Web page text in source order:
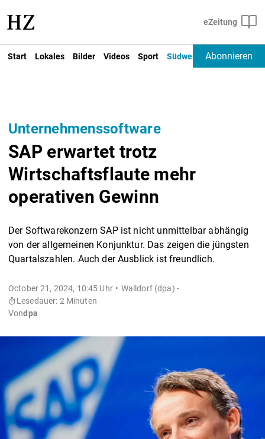
Start Lokales Bilder Videos Sport Südwest Deutschland
Abonnieren
Unternehmenssoftware
SAP erwartet trotz
Wirtschaftsflaute mehr
operativen Gewinn
Der Softwarekonzern SAP ist nicht unmittelbar abhängig
von der allgemeinen Konjunktur. Das zeigen die jüngsten
Quartalszahlen. Auch der Ausblick ist freundlich.
October 21, 2024, 10:45 Uhr
Walldorf (dpa) -
Lesedauer: 2 Minuten
Vondpa